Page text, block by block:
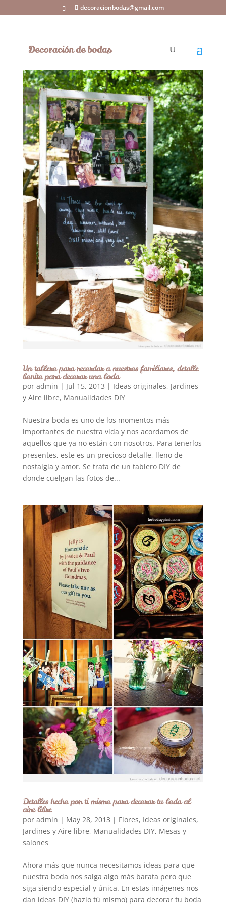
decoracionbodas@gmail.com
Un tablero para recordar a nuestros familiares, detalle
bonito para decorar una boda
por admin | Jul 15, 2013 | Ideas originales, Jardines
y Aire libre, Manualidades DIY
Nuestra boda es uno de los momentos más
importantes de nuestra vida y nos acordamos de
aquellos que ya no están con nosotros. Para tenerlos
presentes, este es un precioso detalle, lleno de
nostalgia y amor. Se trata de un tablero DIY de
donde cuelgan las fotos de...
Detalles hecho por ti mismo para decorar tu boda al
aire libre
por admin | May 28, 2013 | Flores, Ideas originales,
Jardines y Aire libre, Manualidades DIY, Mesas y
salones
Ahora más que nunca necesitamos ideas para que
nuestra boda nos salga algo más barata pero que
siga siendo especial y única. En estas imágenes nos
dan ideas DIY (hazlo tú mismo) para decorar tu boda